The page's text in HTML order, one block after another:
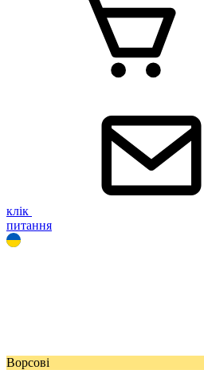
клік
питання
Ворсові